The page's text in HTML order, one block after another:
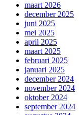
maart 2026
december 2025
juni 2025
mei 2025
april 2025
maart 2025
februari 2025
januari 2025
december 2024
november 2024
oktober 2024
september 2024